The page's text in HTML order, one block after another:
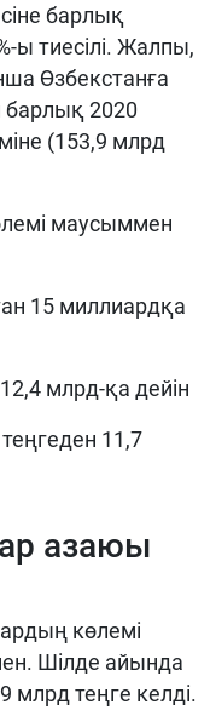
барлық
ы тиесілі. Жалпы,
Өзбекстанға
барлық 2020
(153,9 млрд
маусыммен
15 миллиардқа
млрд-қа дейін
11,7
азаюы
көлемі
Шілде айында
теңге келді.